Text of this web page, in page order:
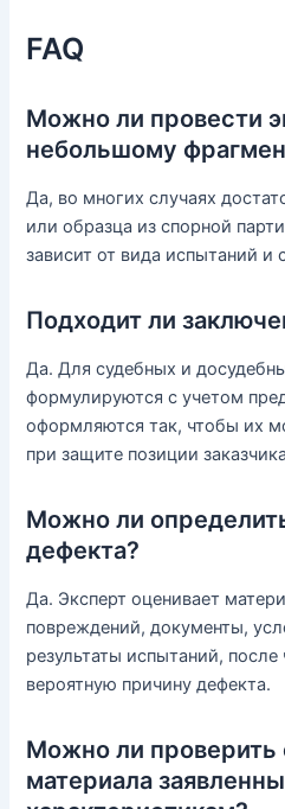
FAQ
Можно ли провести
небольшому
Да, во многих случаях
или образца из спорной
зависит от вида испытаний и
Подходит ли
Да. Для судебных и
формулируются с учетом
оформляются так, чтобы их
при защите позиции
Можно ли
дефекта?
Да. Эксперт оценивает
повреждений, документы,
результаты испытаний,
вероятную причину дефекта.
Можно ли проверить
материала